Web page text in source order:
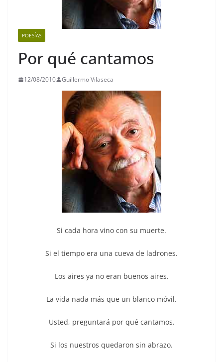
POESÍAS
Por qué cantamos
12/08/2010 Guillermo Vilaseca
Si cada hora vino con su muerte.
Si el tiempo era una cueva de ladrones.
Los aires ya no eran buenos aires.
La vida nada más que un blanco móvil.
Usted, preguntará por qué cantamos.
Si los nuestros quedaron sin abrazo.